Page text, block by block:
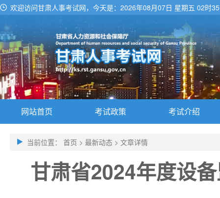
欢迎访问甘肃人事考试网，今天是： 2026年08月07日 星期五 02时
网站首页 考试政策 考试介绍
当前位置： 首页 > 最新动态 > 文章详情
甘肃省2024年度设